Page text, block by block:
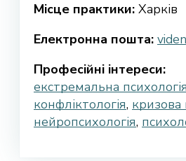
Місце практики: Харків
Електронна пошта:
Професійні інтереси:
екстремальна психологія
конфліктологія, кризова
нейропсихологія,